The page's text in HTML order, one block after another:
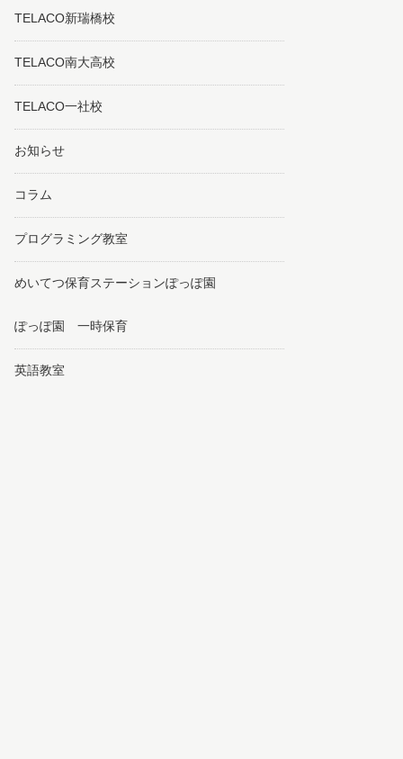
TELACO新瑞橋校
TELACO南大高校
TELACO一社校
お知らせ
コラム
プログラミング教室
めいてつ保育ステーションぽっぽ園
ぽっぽ園 一時保育
英語教室